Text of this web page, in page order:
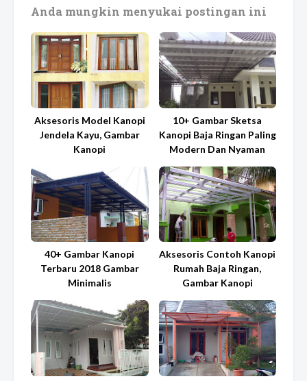
Anda mungkin menyukai postingan ini
Aksesoris Model Kanopi
Jendela Kayu, Gambar
Kanopi
10+ Gambar Sketsa
Kanopi Baja Ringan Paling
Modern Dan Nyaman
40+ Gambar Kanopi
Terbaru 2018 Gambar
Minimalis
Aksesoris Contoh Kanopi
Rumah Baja Ringan,
Gambar Kanopi